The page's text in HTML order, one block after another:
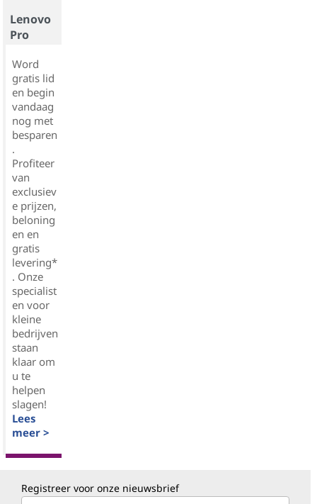
Lenovo
Pro
Word
gratis lid
en begin
vandaag
nog met
besparen
.
Profiteer
van
exclusiev
e prijzen,
beloning
en en
gratis
levering*
. Onze
specialist
en voor
kleine
bedrijven
staan
klaar om
u te
helpen
slagen!
Lees
meer >
Registreer voor onze nieuwsbrief